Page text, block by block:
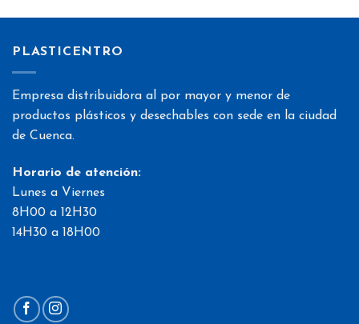
PLASTICENTRO
Empresa distribuidora al por mayor y menor de
productos plásticos y desechables con sede en la ciudad
de Cuenca.
Horario de atención:
Lunes a Viernes
8H00 a 12H30
14H30 a 18H00